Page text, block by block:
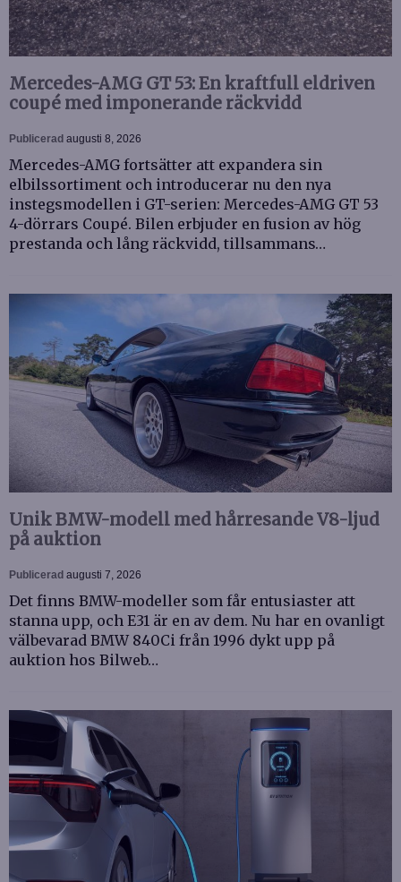
Mercedes-AMG GT 53: En kraftfull eldriven
coupé med imponerande räckvidd
Publicerad augusti 8, 2026
Mercedes-AMG fortsätter att expandera sin
elbilssortiment och introducerar nu den nya
instegsmodellen i GT-serien: Mercedes-AMG GT 53
4-dörrars Coupé. Bilen erbjuder en fusion av hög
prestanda och lång räckvidd, tillsammans…
Unik BMW-modell med hårresande V8-ljud
på auktion
Publicerad augusti 7, 2026
Det finns BMW-modeller som får entusiaster att
stanna upp, och E31 är en av dem. Nu har en ovanligt
välbevarad BMW 840Ci från 1996 dykt upp på
auktion hos Bilweb…